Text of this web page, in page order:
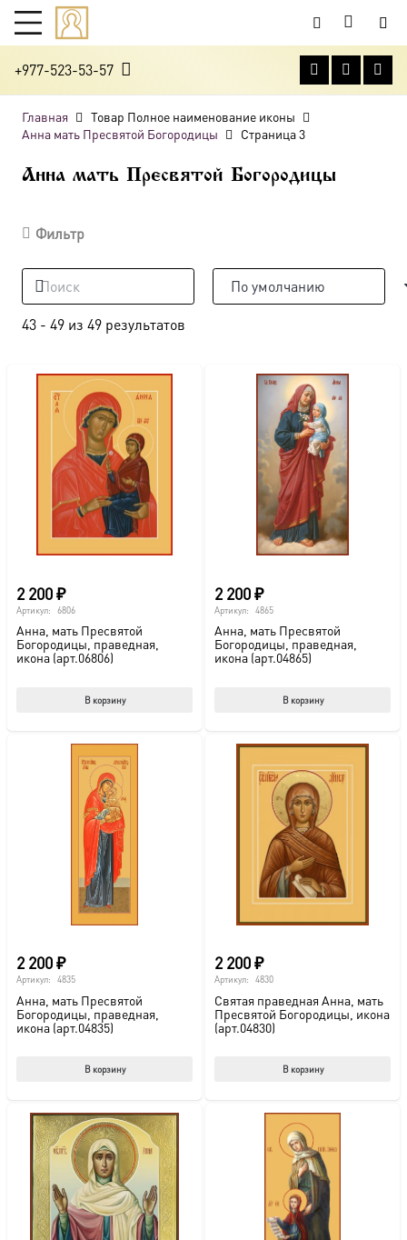
+977-523-53-57
Главная
Товар Полное наименование иконы
Анна мать Пресвятой Богородицы
Страница 3
Анна мать Пресвятой Богородицы
Фильтр
43 - 49 из 49 результатов
2 200₽
Артикул: 6806
Анна, мать Пресвятой
Богородицы, праведная,
икона (арт.06806)
В корзину
2 200₽
Артикул: 4865
Анна, мать Пресвятой
Богородицы, праведная,
икона (арт.04865)
В корзину
2 200₽
Артикул: 4835
Анна, мать Пресвятой
Богородицы, праведная,
икона (арт.04835)
В корзину
2 200₽
Артикул: 4830
Святая праведная Анна, мать
Пресвятой Богородицы, икона
(арт.04830)
В корзину